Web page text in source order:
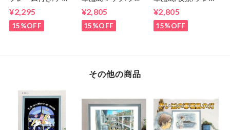
まプレゼントに/す
ぐ飾れる/人生は回
転木馬/2L/馬/メリ
¥2,295
15%OFF
スター/プレゼント
に/すぐ飾れる/A4/
端島/棟番号/長崎
¥2,805
15%OFF
のままプレゼント
に/すぐ飾れる/A4/
端島/三菱端島炭鉱/
¥2,805
15%OFF
その他の商品